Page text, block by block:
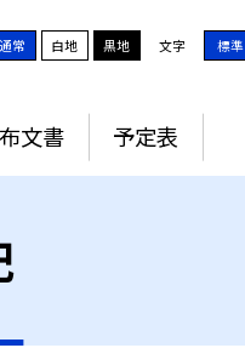
通常 白地 黒地 文字 標準
文書 予定表